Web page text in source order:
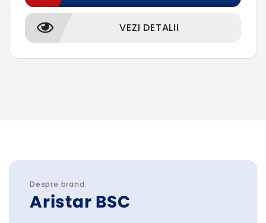
VEZI DETALII
Despre brand:
Aristar BSC